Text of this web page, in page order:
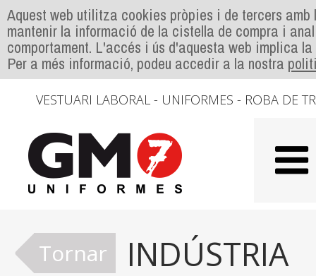
Aquest web utilitza cookies pròpies i de tercers
mantenir la informació de la cistella de compra i
comportament. L'accés i ús d'aquesta web implica
Per a més informació, podeu accedir a la nostra
VESTUARI LABORAL - UNIFORMES - ROBA DE
Tornar INDÚSTRIA